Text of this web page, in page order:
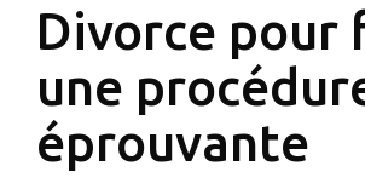
Divorce pour
une
éprouvante